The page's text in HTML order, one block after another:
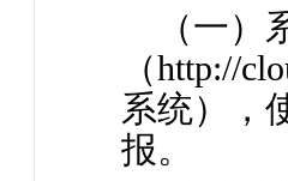
（一
（http://
系统），
报。